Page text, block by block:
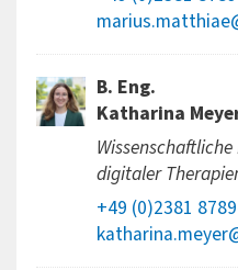
B. Eng.
Katharina
digitaler
+49 (0)2381